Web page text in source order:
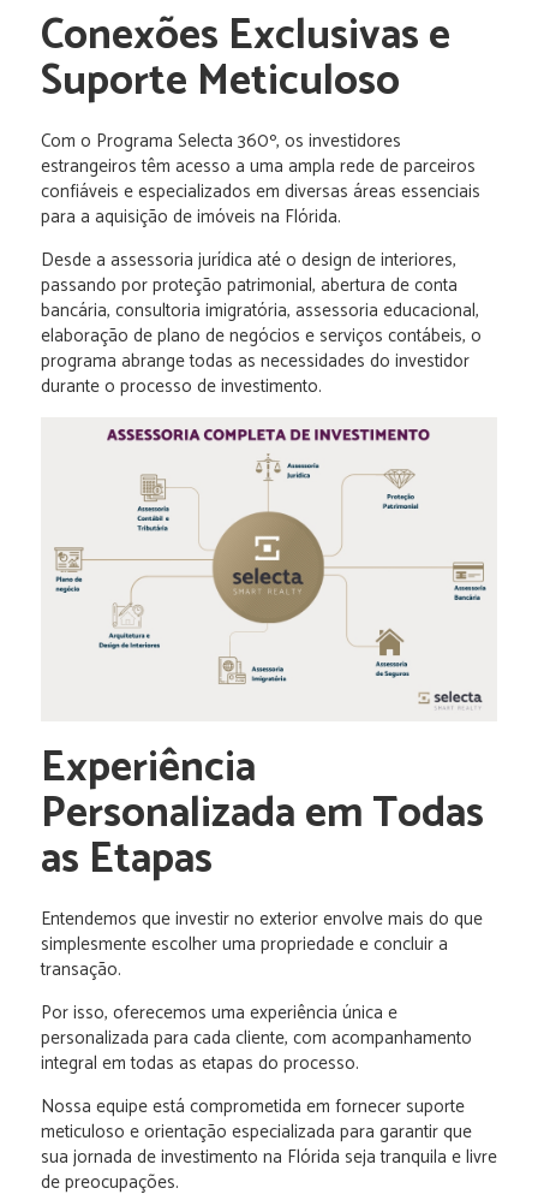
Conexões Exclusivas e
Suporte Meticuloso
Com o Programa Selecta 360º, os investidores
estrangeiros têm acesso a uma ampla rede de parceiros
confiáveis e especializados em diversas áreas essenciais
para a aquisição de imóveis na Flórida.
Desde a assessoria jurídica até o design de interiores,
passando por proteção patrimonial, abertura de conta
bancária, consultoria imigratória, assessoria educacional,
elaboração de plano de negócios e serviços contábeis, o
programa abrange todas as necessidades do investidor
durante o processo de investimento.
Experiência
Personalizada em Todas
as Etapas
Entendemos que investir no exterior envolve mais do que
simplesmente escolher uma propriedade e concluir a
transação.
Por isso, oferecemos uma experiência única e
personalizada para cada cliente, com acompanhamento
integral em todas as etapas do processo.
Nossa equipe está comprometida em fornecer suporte
meticuloso e orientação especializada para garantir que
sua jornada de investimento na Flórida seja tranquila e livre
de preocupações.